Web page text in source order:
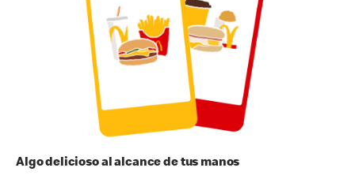
Algo delicioso al alcance de tus manos